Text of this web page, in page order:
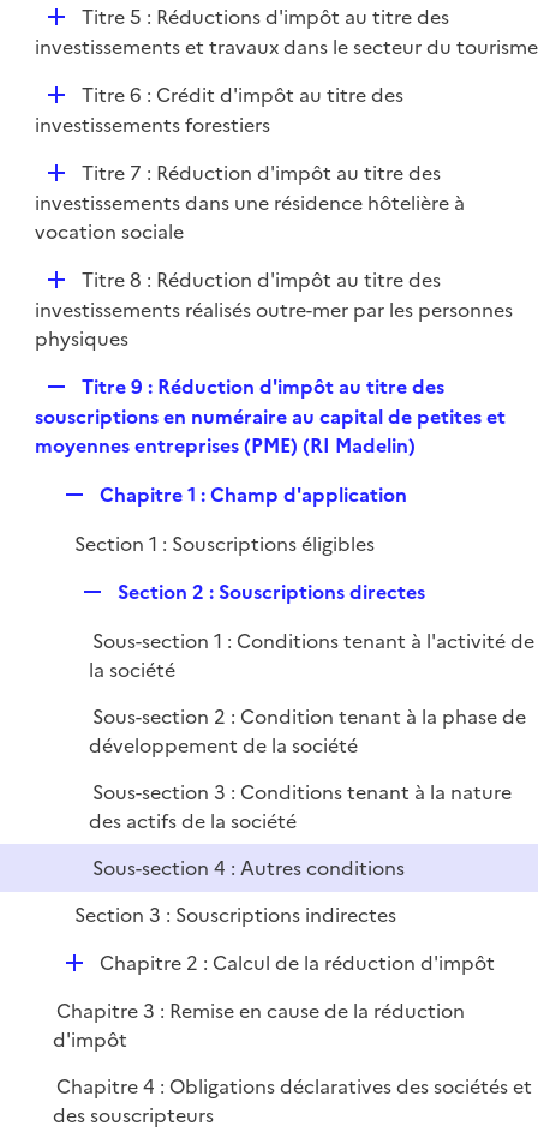
D
é
i
Titre 5 : Réductions d'impôt au titre des
investissements et travaux dans le secteur du tourisme
D
é
i
e
Titre 6 : Crédit d'impôt au titre des
investissements forestiers
D
é
p
e
r
Titre 7 : Réduction d'impôt au titre des
investissements dans une résidence hôtelière à
vocation sociale
D
é
p
e
r
Titre 8 : Réduction d'impôt au titre des
investissements réalisés outre-mer par les personnes
physiques
e
p
i
e
r
Titre 9 : Réduction d'impôt au titre des
souscriptions en numéraire au capital de petites et
moyennes entreprises (PME) (RI Madelin)
p
e
r
Chapitre 1 : Champ d'application
Section 1 : Souscriptions éligibles
p
l
e
Section 2 : Souscriptions directes
Sous-section 1 : Conditions tenant à l'activité de
la société
Sous-section 2 : Condition tenant à la phase de
développement de la société
Sous-section 3 : Conditions tenant à la nature
des actifs de la société
Sous-section 4 : Autres conditions
Section 3 : Souscriptions indirectes
D
p
l
i
e
Chapitre 2 : Calcul de la réduction d'impôt
Chapitre 3 : Remise en cause de la réduction
d'impôt
Chapitre 4 : Obligations déclaratives des sociétés et
des souscripteurs